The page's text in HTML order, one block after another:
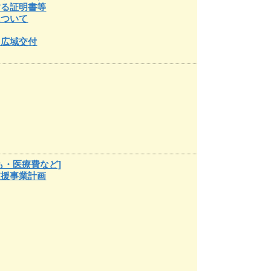
証明書等
いて
域交付
・医療費など]
事業計画